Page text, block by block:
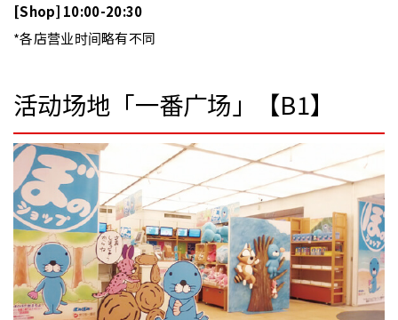
[Shop] 10:00-20:30
*各店营业时间略有不同
活动场地「一番广场」【B1】